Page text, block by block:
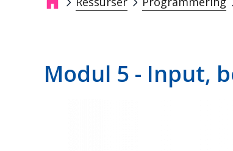
Breadcrumb
Modul 5 - Input,